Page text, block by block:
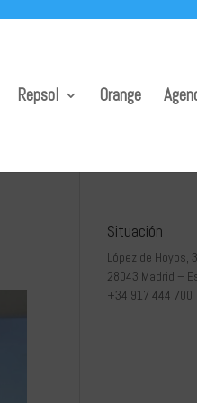
Repsol Orange
Situación
López de Hoyos,
28043 Madrid –
+34 917 444 700